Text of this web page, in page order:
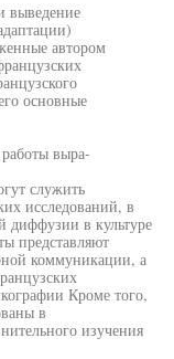
выведение
автором
основные
выра-
служить
исследований, в
диффузии в культуре
представляют
коммуникации, а
Кроме того,
в
изучения